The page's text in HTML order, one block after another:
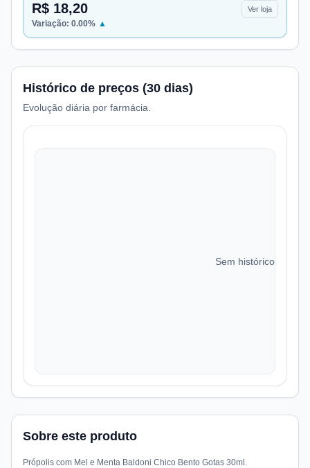
R$ 18,20 Ver loja
Variação: 0.00% ▲
Histórico de preços (30 dias)
Evolução diária por farmácia.
Sem histórico de
Sobre este produto
Própolis com Mel e Menta Baldoni Chico Bento Gotas 30ml.